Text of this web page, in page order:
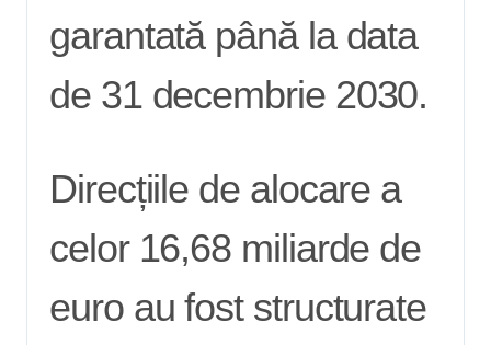
garantată până la data
de 31 decembrie 2030.
Direcțiile de alocare a
celor 16,68 miliarde de
euro au fost structurate